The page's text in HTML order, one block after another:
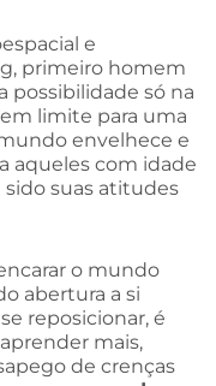
e
primeiro homem
possibilidade só na
limite para uma
envelhece e
aqueles com idade
sido suas atitudes
o mundo
abertura a si
reposicionar, é
mais,
de crenças